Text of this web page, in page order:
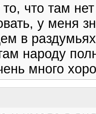
что там
у меня
в
народу
много